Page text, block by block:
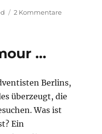
2 Kommentarezu
…
Berlins,
überzeugt, die
Was ist
Ein